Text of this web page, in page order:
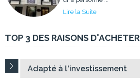
Lire la Suite
TOP 3 DES RAISONS D'ACHETER
Adapté à l'investissement